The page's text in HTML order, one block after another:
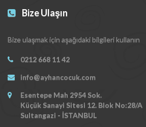
Bize Ulaşın
Bize ulaşmak için aşağıdaki bilgileri kullanın
0212 668 11 42
info@ayhancocuk.com
Esentepe Mah 2954 Sok.
Küçük Sanayi Sitesi 12. Blok No:28/A
Sultangazi - İSTANBUL